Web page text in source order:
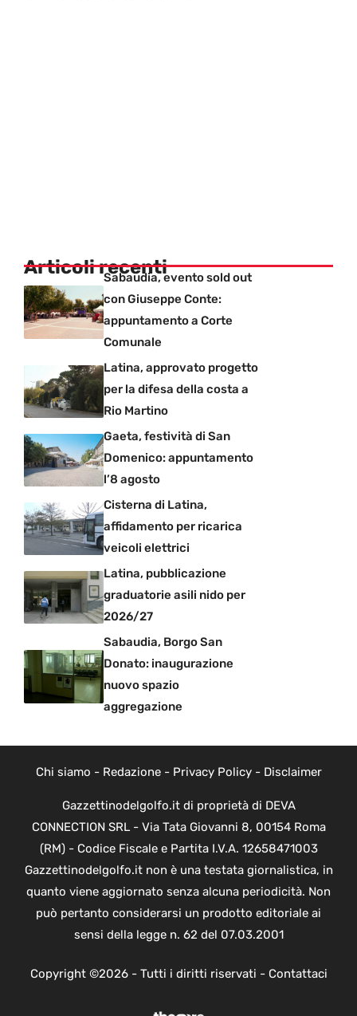
Articoli recentiSabaudia, evento sold out
con Giuseppe Conte:
appuntamento a Corte
Comunale
Latina, approvato progetto
per la difesa della costa a
Rio Martino
Gaeta, festività di San
Domenico: appuntamento
l’8 agosto
Cisterna di Latina,
affidamento per ricarica
veicoli elettrici
Latina, pubblicazione
graduatorie asili nido per
2026/27
Sabaudia, Borgo San
Donato: inaugurazione
nuovo spazio
aggregazione
Chi siamo - Redazione- Privacy Policy- Disclaimer
Gazzettinodelgolfo.it di proprietà di DEVA
CONNECTION SRL - Via Tata Giovanni 8, 00154 Roma
(RM) - Codice Fiscale e Partita I.V.A. 12658471003
Gazzettinodelgolfo.it non è una testata giornalistica, in
quanto viene aggiornato senza alcuna periodicità. Non
può pertanto considerarsi un prodotto editoriale ai
sensi della legge n. 62 del 07.03.2001
Copyright ©2026 - Tutti i diritti riservati - Contattaci